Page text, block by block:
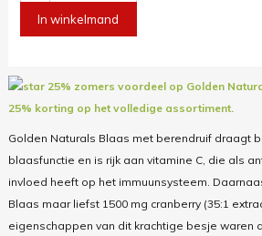
In winkelmand
25% zomers voordeel op Golden
25% korting op het volledige assortiment.
Golden Naturals Blaas met berendruif draagt
blaasfunctie en is rijk aan vitamine C, die als
invloed heeft op het immuunsysteem.
Blaas maar liefst 1500 mg cranberry (35:1
eigenschappen van dit krachtige besje waren